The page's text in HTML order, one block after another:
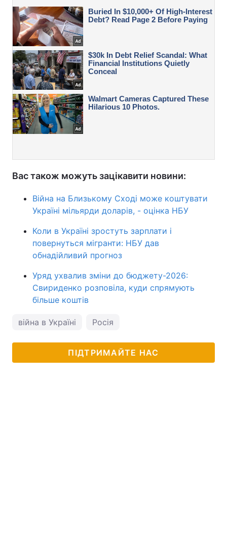
Вас також можуть зацікавити новини:
Війна на Близькому Сході може коштувати
Україні мільярди доларів, - оцінка НБУ
Коли в Україні зростуть зарплати і
повернуться мігранти: НБУ дав
обнадійливий прогноз
Уряд ухвалив зміни до бюджету-2026:
Свириденко розповіла, куди спрямують
більше коштів
війна в Україні Росія
ПІДТРИМАЙТЕ НАС